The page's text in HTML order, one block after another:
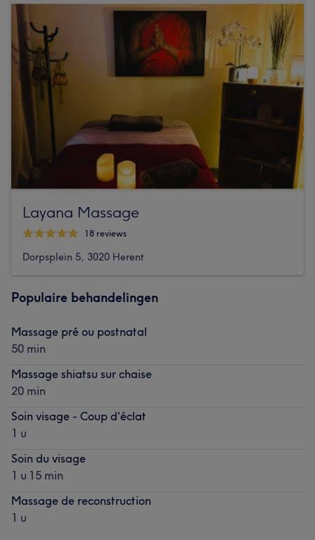
Layana Massage
18 reviews
Dorpsplein 5, 3020 Herent
Populaire behandelingen
Massage pré ou postnatal
50 min
Massage shiatsu sur chaise
20 min
Soin visage - Coup d'éclat
1 u
Soin du visage
1 u 15 min
Massage de reconstruction
1 u